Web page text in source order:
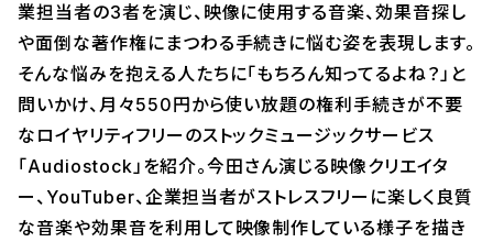
業担当者の3者を演じ、映像に使用する音楽、効果音探し
や面倒な著作権にまつわる手続きに悩む姿を表現します。
そんな悩みを抱える人たちに「もちろん知ってるよね？」と
問いかけ、月々550円から使い放題の権利手続きが不要
なロイヤリティフリーのストックミュージックサービス
「Audiostock」を紹介。今田さん演じる映像クリエイタ
ー、YouTuber、企業担当者がストレスフリーに楽しく良質
な音楽や効果音を利用して映像制作している様子を描き